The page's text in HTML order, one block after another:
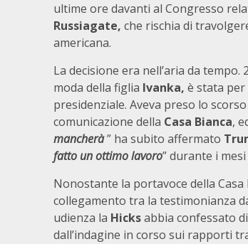
ultime ore davanti al Congresso
Russiagate, che rischia di
americana.
La decisione era nell’aria da
moda della figlia Ivanka, è stata
presidenziale. Aveva preso lo
comunicazione della Casa Bianca,
mancherà” ha subito affermato
fatto un ottimo lavoro” durante i
Nonostante la portavoce della Casa
collegamento tra la testimonianza
udienza la Hicksabbia confessato
dall’indagine in corso sui rapporti